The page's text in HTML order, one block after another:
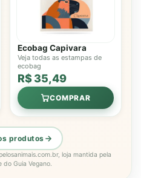
Ecobag Capivara
Veja todas as estampas de
ecobag
R$ 35,49
COMPRAR
produtos
loja mantida pela
do Guia Vegano.